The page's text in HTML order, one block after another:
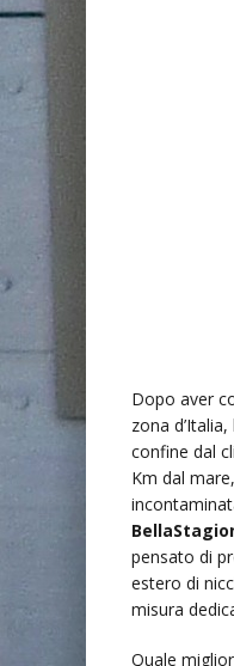
Dopo aver
zona
confine dal
Km dal
pensato di
estero di
misura
Quale